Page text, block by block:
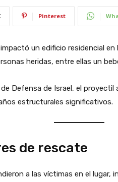
Pinterest
un edificio residencial
heridas, entre ellas un
Defensa de Israel, el
estructurales significativos.
de rescate
a las víctimas en el lugar,